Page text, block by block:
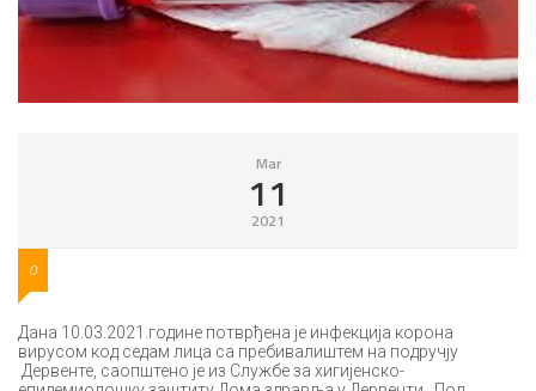
Mar
11
2021
0
Дана 10.03.2021.године потврђена је инфекција корона
вирусом код седам лица са пребивалиштем на подручју
Дервенте, саопштено је из Службе за хигијенско-